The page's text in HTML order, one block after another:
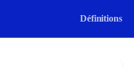
Définitions